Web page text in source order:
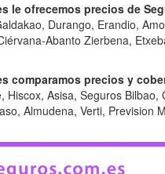
le ofrecemos precios de
Durango, Erandio,
Abanto Zierbena,
comparamos precios y
Hiscox, Asisa, Seguros
Almudena, Verti, Prevision